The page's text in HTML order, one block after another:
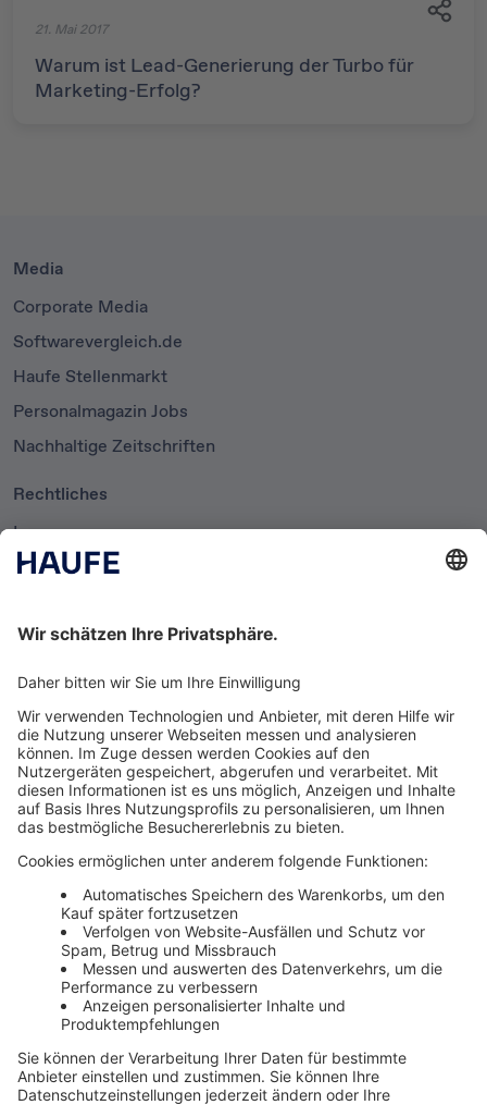
21. Mai 2017
Warum ist Lead-Generierung der Turbo für
Marketing-Erfolg?
Media
Corporate Media
Softwarevergleich.de
Haufe Stellenmarkt
Personalmagazin Jobs
Nachhaltige Zeitschriften
Rechtliches
Impressum
Datenschutzerklärung
AGB
Newsletter
Media News
Haufe Media Sales
Alle Werbeformen, Werbeträger und Zielmärkte an einem
Ort. Haufe Media Sales bietet Ihnen einen breiten
Überblick um Werbemaßnahmen unkompliziert zu
buchen und schnell umzusetzen.